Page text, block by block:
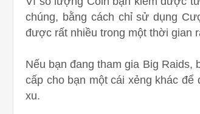
chúng, bằng cách chỉ sử dụng
được rất nhiều trong một thời gian
Nếu bạn đang tham gia Big Raids,
cấp cho bạn một cái xẻng khác
xu.